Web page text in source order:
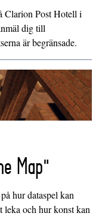
Clarion Post Hotell i
dig till
är begränsade.
Map"
hur dataspel kan
leka och hur konst kan